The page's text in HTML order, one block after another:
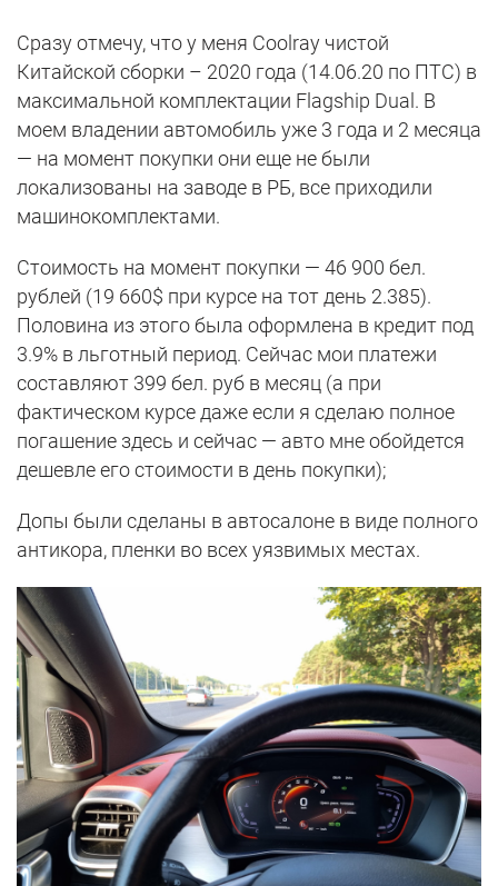
Сразу отмечу, что у меня Coolray чистой
Китайской сборки – 2020 года (14.06.20 по ПТС) в
максимальной комплектации Flagship Dual. В
моем владении автомобиль уже 3 года и 2 месяца
— на момент покупки они еще не были
локализованы на заводе в РБ, все приходили
машинокомплектами.
Стоимость на момент покупки — 46 900 бел.
рублей (19 660$ при курсе на тот день 2.385).
Половина из этого была оформлена в кредит под
3.9% в льготный период. Сейчас мои платежи
составляют 399 бел. руб в месяц (а при
фактическом курсе даже если я сделаю полное
погашение здесь и сейчас — авто мне обойдется
дешевле его стоимости в день покупки);
Допы были сделаны в автосалоне в виде полного
антикора, пленки во всех уязвимых местах.